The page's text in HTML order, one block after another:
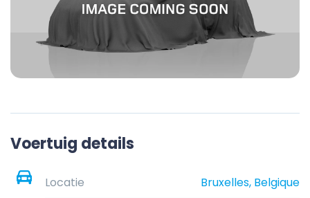
Voertuig details
Locatie
Bruxelles, Belgique